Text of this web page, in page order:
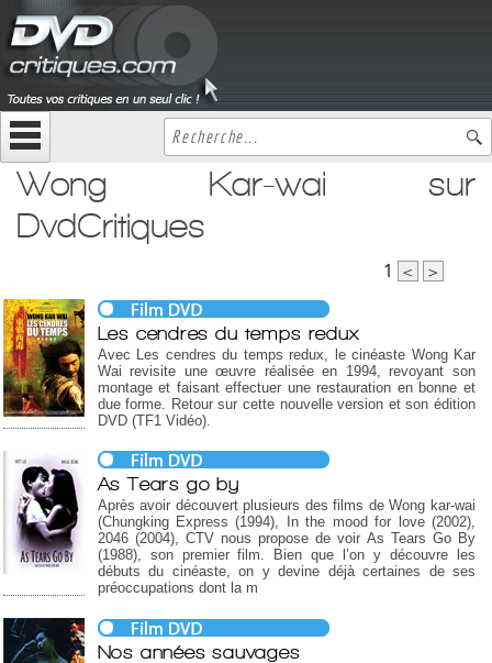
Wong Kar-wai sur
DvdCritiques
1 < >
Les cendres du temps redux
Avec Les cendres du temps redux, le cinéaste Wong Kar
Wai revisite une œuvre réalisée en 1994, revoyant son
montage et faisant effectuer une restauration en bonne et
due forme. Retour sur cette nouvelle version et son édition
DVD (TF1 Vidéo).
As Tears go by
Après avoir découvert plusieurs des films de Wong kar-wai
(Chungking Express (1994), In the mood for love (2002),
2046 (2004), CTV nous propose de voir As Tears Go By
(1988), son premier film. Bien que l’on y découvre les
débuts du cinéaste, on y devine déjà certaines de ses
préoccupations dont la m
Nos années sauvages